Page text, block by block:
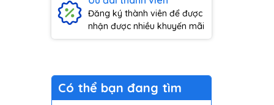
Đăng ký thành viên để được
nhận được nhiều khuyến mãi
Có thể bạn đang tìm